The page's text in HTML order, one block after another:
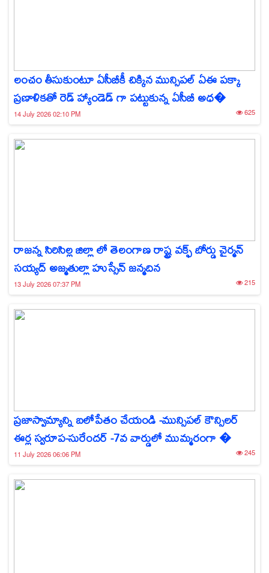
లంచం తీసుకుంటూ ఏసీబీకీ చిక్కిన మున్సిపల్ ఏఈ పక్కా
ప్రణాళికతో రెడ్ హ్యాండెడ్ గా పట్టుకున్న ఏసీబీ అధ�
14 July 2026 02:10 PM 625
రాజన్న సిరిసిల్ల జిల్లా లో తెలంగాణ రాష్ట్ర వక్ఫ్ బోర్డు చైర్మన్
సయ్యద్ అజ్మతుల్లా హుస్సేన్ జన్మదిన
13 July 2026 07:37 PM 215
ప్రజాస్వామ్యాన్ని బలోపేతం చేయండి -మున్సిపల్ కౌన్సిలర్
ఈర్ల స్వరూప-సురేందర్ -7వ వార్డులో ముమ్మరంగా �
11 July 2026 06:06 PM 245